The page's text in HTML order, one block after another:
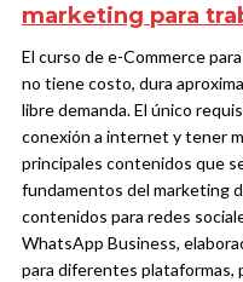
marketing para
El curso de e-Commerce
no tiene costo, dura
libre demanda. El único
conexión a internet y tener
principales contenidos que
fundamentos del marketing
contenidos para redes
WhatsApp Business,
para diferentes plataformas,